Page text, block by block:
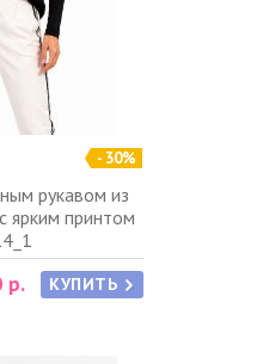
- 30%
рукавом из
ярким принтом
р. КУПИТЬ